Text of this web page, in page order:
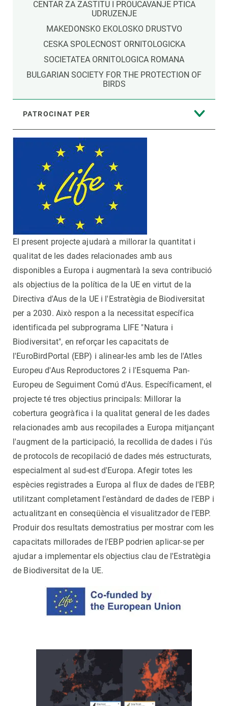
CENTAR ZA ZASTITU I PROUCAVANJE PTICA
UDRUZENJE
MAKEDONSKO EKOLOSKO DRUSTVO
CESKA SPOLECNOST ORNITOLOGICKA
SOCIETATEA ORNITOLOGICA ROMANA
BULGARIAN SOCIETY FOR THE PROTECTION OF
BIRDS
PATROCINAT PER
El present projecte ajudarà a millorar la quantitat i
qualitat de les dades relacionades amb aus
disponibles a Europa i augmentarà la seva contribució
als objectius de la política de la UE en virtut de la
Directiva d'Aus de la UE i l'Estratègia de Biodiversitat
per a 2030. Això respon a la necessitat específica
identificada pel subprograma LIFE "Natura i
Biodiversitat", en reforçar les capacitats de
l'EuroBirdPortal (EBP) i alinear-les amb les de l'Atles
Europeu d'Aus Reproductores 2 i l'Esquema Pan-
Europeu de Seguiment Comú d'Aus. Específicament, el
projecte té tres objectius principals: Millorar la
cobertura geogràfica i la qualitat general de les dades
relacionades amb aus recopilades a Europa mitjançant
l'augment de la participació, la recollida de dades i l'ús
de protocols de recopilació de dades més estructurats,
especialment al sud-est d'Europa. Afegir totes les
espècies registrades a Europa al flux de dades de l'EBP,
utilitzant completament l'estàndard de dades de l'EBP i
actualitzant en conseqüència el visualitzador de l'EBP.
Produir dos resultats demostratius per mostrar com les
capacitats millorades de l'EBP podrien aplicar-se per
ajudar a implementar els objectius clau de l'Estratègia
de Biodiversitat de la UE.